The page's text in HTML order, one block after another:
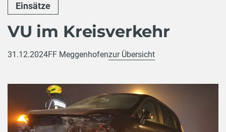
Einsätze
VU im Kreisverkehr
31.12.2024FF Meggenhofenzur Übersicht